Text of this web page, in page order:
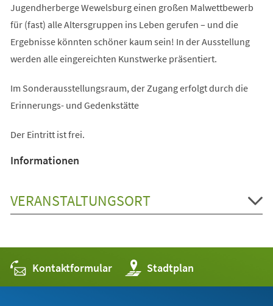
Jugendherberge Wewelsburg einen großen Malwettbewerb
für (fast) alle Altersgruppen ins Leben gerufen – und die
Ergebnisse könnten schöner kaum sein! In der Ausstellung
werden alle eingereichten Kunstwerke präsentiert.
Im Sonderausstellungsraum, der Zugang erfolgt durch die
Erinnerungs- und Gedenkstätte
Der Eintritt ist frei.
Informationen
VERANSTALTUNGSORT
Kontaktformular Stadtplan
(Öffnet
in
einem